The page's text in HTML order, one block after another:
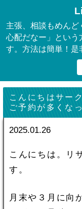
主張、相談もめん
心配だなー」という
す。方法は簡単！是
こんにちはサー
ご予約が多くな
2025.01.26
こんにちは。リ
す。
月末や３月に向